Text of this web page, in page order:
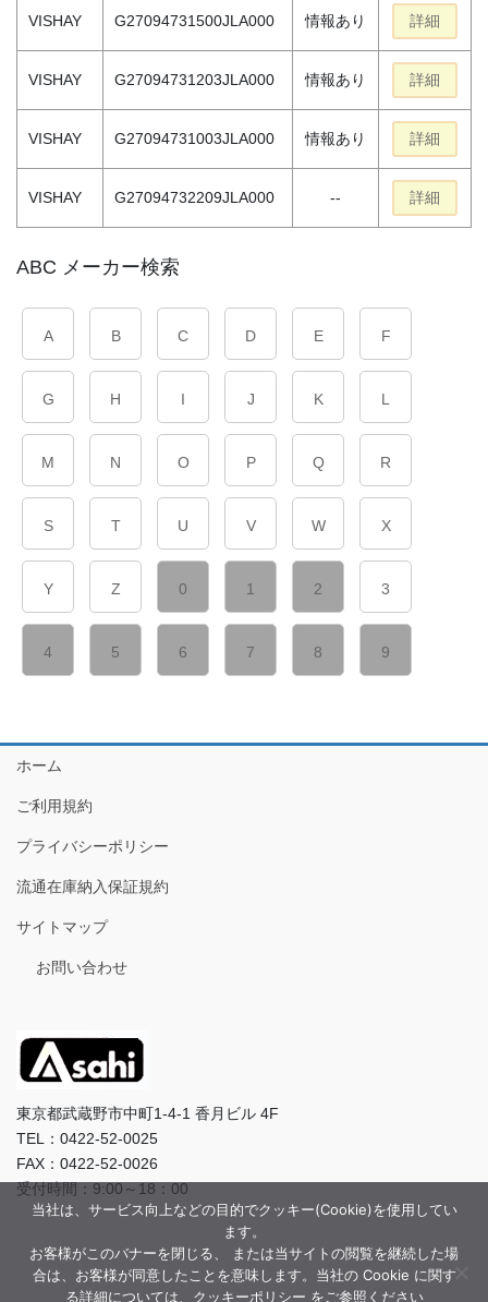
VISHAY G27094731500JLA000 情報あり 詳細
VISHAY G27094731203JLA000 情報あり 詳細
VISHAY G27094731003JLA000 情報あり 詳細
VISHAY G27094732209JLA000 -- 詳細
ABC メーカー検索
A B C D E F
G H I J K L
M N O P Q R
S T U V W X
Y Z 0 1 2 3
4 5 6 7 8 9
ホーム
ご利用規約
プライバシーポリシー
流通在庫納入保証規約
サイトマップ
お問い合わせ
東京都武蔵野市中町1-4-1 香月ビル 4F
TEL：0422-52-0025
FAX：0422-52-0026
受付時間：9:00～18：00
当社は、サービス向上などの目的でクッキー(Cookie)を使用してい
ます。
お客様がこのバナーを閉じる、 または当サイトの閲覧を継続した場
合は、お客様が同意したことを意味します。当社の Cookie に関す
る詳細については、クッキーポリシー をご参照ください